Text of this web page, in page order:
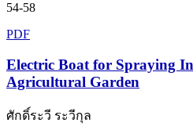
54-58
PDF
Electric Boat for Spraying
Agricultural Garden
ศักดิ์ระวี ระวีกุล